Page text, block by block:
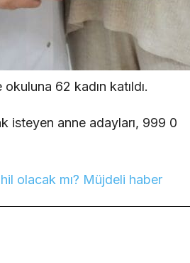
62 kadın katıldı.
isteyen anne adayları, 999 0
olacak mı? Müjdeli haber